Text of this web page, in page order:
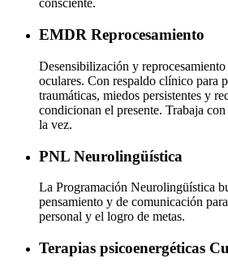
consciente.
EMDR Reprocesamiento
Desensibilización y
oculares. Con respaldo clínico para
traumáticas, miedos persistentes y
condicionan el presente. Trabaja
la vez.
PNL Neurolingüística
La Programación Neurolingüística
pensamiento y de comunicación
personal y el logro de metas.
Terapias psicoenergéticas